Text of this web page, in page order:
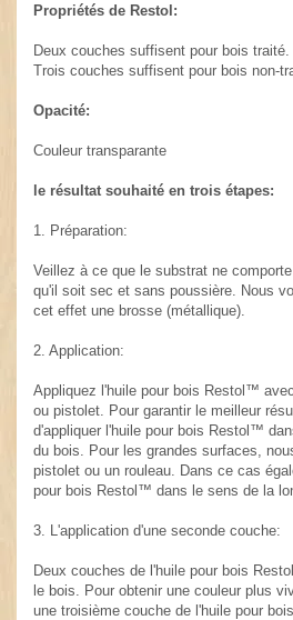
Propriétés de Restol:
Deux couches suffisent pour bois traité.
Trois couches suffisent pour bois non-
Opacité:
Couleur transparante
le résultat souhaité en trois étapes:
1. Préparation:
Veillez à ce que le substrat ne
qu'il soit sec et sans poussière. Nous
cet effet une brosse (métallique).
2. Application:
Appliquez l'huile pour bois Restol™
ou pistolet. Pour garantir le meilleur
d'appliquer l'huile pour bois Restol™
du bois. Pour les grandes surfaces,
pistolet ou un rouleau. Dans ce cas
pour bois Restol™ dans le sens de la
3. L'application d'une seconde couche:
Deux couches de l'huile pour bois
le bois. Pour obtenir une couleur plus
une troisième couche de l'huile pour